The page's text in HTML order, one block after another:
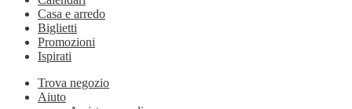
Casa e arredo
Biglietti
Promozioni
Ispirati
Trova negozio
Aiuto